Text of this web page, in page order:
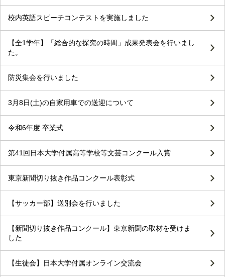
校内英語スピーチコンテストを実施しました
【全1学年】「総合的な探究の時間」成果発表会を行いまし
た。
防災集会を行いました
3月8日(土)の自家用車での送迎について
令和6年度 卒業式
第41回日本大学付属高等学校等文芸コンクール入賞
東京新聞切り抜き作品コンクール表彰式
【サッカー部】送別会を行いました
【新聞切り抜き作品コンクール】東京新聞の取材を受けま
した
【生徒会】日本大学付属オンライン交流会